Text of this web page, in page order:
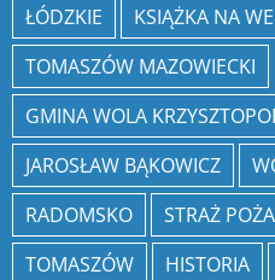
ŁÓDZKIE
KSIĄŻKA NA
TOMASZÓW MAZOWIECKI
GMINA WOLA
JAROSŁAW BĄKOWICZ
RADOMSKO
STRAŻ
TOMASZÓW
HISTORIA